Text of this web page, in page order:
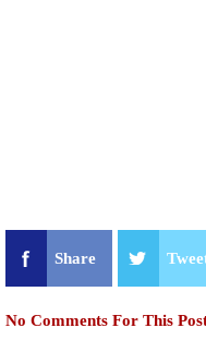
Share
No Comments For This